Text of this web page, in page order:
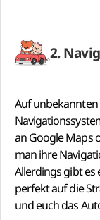
2.
Auf
an Google Maps
man ihre
Allerdings gibt es
perfekt auf die
und euch das